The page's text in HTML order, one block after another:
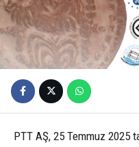
PTT AŞ, 25 Temmuz 2025